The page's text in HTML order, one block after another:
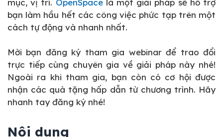
mục, vị trí. OpenSpacelà một giải pháp sẽ hỗ trợ
bạn làm hầu hết các công việc phức tạp trên một
cách tự động và nhanh nhất.
Mời bạn đăng ký tham gia webinar để trao đổi
trực tiếp cùng chuyên gia về giải pháp này nhé!
Ngoài ra khi tham gia, bạn còn có cơ hội được
nhận các quà tặng hấp dẫn từ chương trình. Hãy
nhanh tay đăng ký nhé!
Nội dung